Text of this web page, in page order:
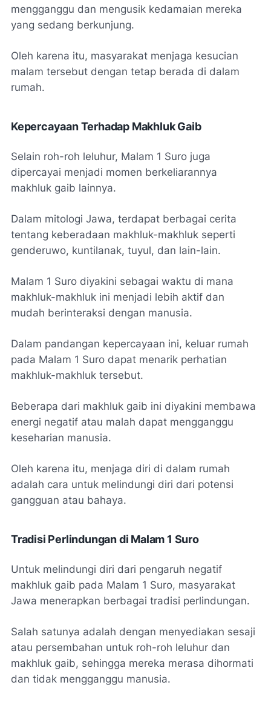
mengganggu dan mengusik kedamaian mereka
yang sedang berkunjung.
Oleh karena itu, masyarakat menjaga kesucian
malam tersebut dengan tetap berada di dalam
rumah.
Kepercayaan Terhadap Makhluk Gaib
Selain roh-roh leluhur, Malam 1 Suro juga
dipercayai menjadi momen berkeliarannya
makhluk gaib lainnya.
Dalam mitologi Jawa, terdapat berbagai cerita
tentang keberadaan makhluk-makhluk seperti
genderuwo, kuntilanak, tuyul, dan lain-lain.
Malam 1 Suro diyakini sebagai waktu di mana
makhluk-makhluk ini menjadi lebih aktif dan
mudah berinteraksi dengan manusia.
Dalam pandangan kepercayaan ini, keluar rumah
pada Malam 1 Suro dapat menarik perhatian
makhluk-makhluk tersebut.
Beberapa dari makhluk gaib ini diyakini membawa
energi negatif atau malah dapat mengganggu
keseharian manusia.
Oleh karena itu, menjaga diri di dalam rumah
adalah cara untuk melindungi diri dari potensi
gangguan atau bahaya.
Tradisi Perlindungan di Malam 1 Suro
Untuk melindungi diri dari pengaruh negatif
makhluk gaib pada Malam 1 Suro, masyarakat
Jawa menerapkan berbagai tradisi perlindungan.
Salah satunya adalah dengan menyediakan sesaji
atau persembahan untuk roh-roh leluhur dan
makhluk gaib, sehingga mereka merasa dihormati
dan tidak mengganggu manusia.